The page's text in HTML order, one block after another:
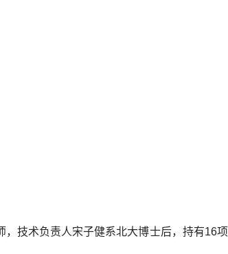
技术负责人宋子健系北大博士后，持有16项